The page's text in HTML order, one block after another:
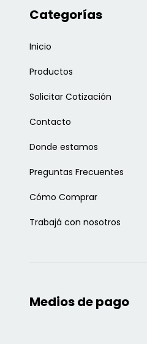
Categorías
Inicio
Productos
Solicitar Cotización
Contacto
Donde estamos
Preguntas Frecuentes
Cómo Comprar
Trabajá con nosotros
Medios de pago